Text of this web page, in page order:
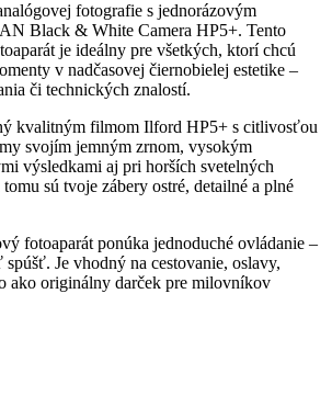
fotografie s jednorázovým
Black & White Camera HP5+. Tento
je ideálny pre všetkých, ktorí chcú
v nadčasovej čiernobielej estetike –
či technických znalostí.
kvalitným filmom Ilford HP5+ s citlivosťou
svojím jemným zrnom, vysokým
výsledkami aj pri horších svetelných
sú tvoje zábery ostré, detailné a plné
fotoaparát ponúka jednoduché ovládanie –
Je vhodný na cestovanie, oslavy,
ako originálny darček pre milovníkov